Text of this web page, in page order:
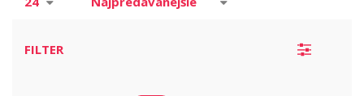
Špachtle
FILTER